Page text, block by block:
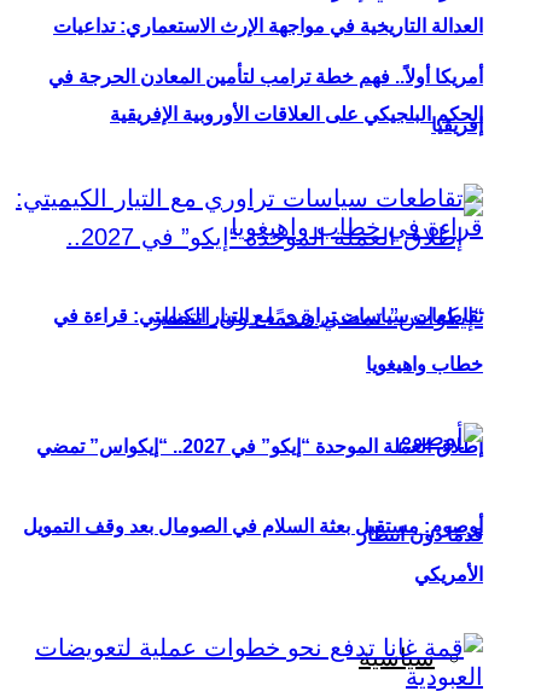
العدالة التاريخية في مواجهة الإرث الاستعماري: تداعيات
الحكم البلجيكي على العلاقات الأوروبية الإفريقية
إطلاق العملة الموحدة “إيكو” في 2027.. “إيكواس” تمضي
قدمًا دون انتظار
سياسية
أمريكا أولاً.. فهم خطة ترامب لتأمين المعادن الحرجة في
إفريقيا
تقاطعات سياسات تراوري مع التيار الكيميتي: قراءة في
خطاب واهيغويا
أوصوم: مستقبل بعثة السلام في الصومال بعد وقف التمويل
الأمريكي